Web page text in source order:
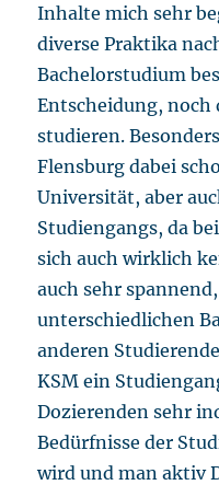
Inhalte mich sehr
diverse Praktika
Bachelorstudium
Entscheidung, noch
studieren.
Flensburg dabei
Universität, aber
Studiengangs, da
sich auch wirklich
auch sehr
unterschiedlichen
anderen
KSM ein
Dozierenden sehr
Bedürfnisse der
wird und man aktiv